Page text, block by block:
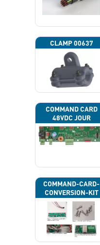
CLAMP 00637
COMMAND CARD
48VDC JOUR
COMMAND-CARD-
CONVERSION-KIT